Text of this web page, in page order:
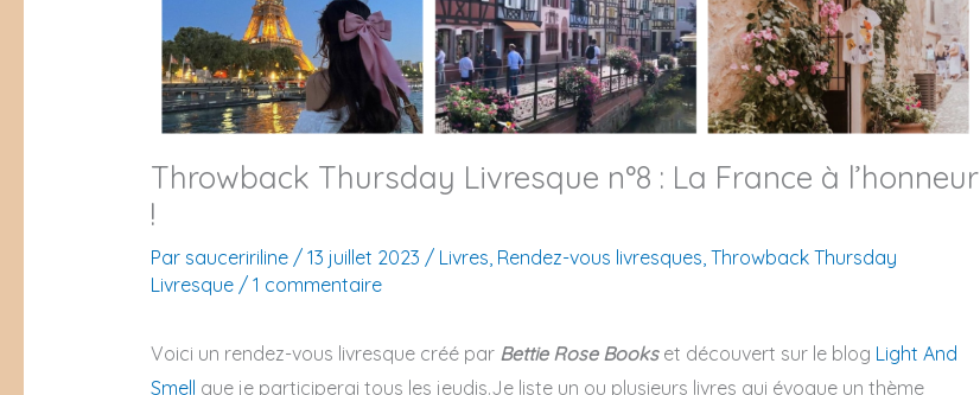
Throwback Thursday Livresque n°8 : La France à l’honneur
!
Par sauceririline / 13 juillet 2023 / Livres Rendez-vous livresques Throwback Thursday
Livresque/ 1 commentaire
Voici un rendez-vous livresque créé par Bettie Rose Bookset découvert sur le blog Light And
Smell que je participerai tous les jeudis.Je liste un ou plusieurs livres qui évoque un thème